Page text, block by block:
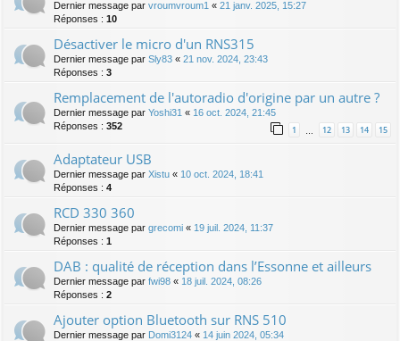
Dernier message par vroumvroum1 « 21 janv. 2025, 15:27
Réponses : 10
Désactiver le micro d'un RNS315
Dernier message par Sly83 « 21 nov. 2024, 23:43
Réponses : 3
Remplacement de l'autoradio d'origine par un autre ?
Dernier message par Yoshi31 « 16 oct. 2024, 21:45
Réponses : 352 1 12 13 14 15
Adaptateur USB
Dernier message par Xistu « 10 oct. 2024, 18:41
Réponses : 4
RCD 330 360
Dernier message par grecomi « 19 juil. 2024, 11:37
Réponses : 1
DAB : qualité de réception dans l’Essonne et ailleurs
Dernier message par fwi98 « 18 juil. 2024, 08:26
Réponses : 2
Ajouter option Bluetooth sur RNS 510
Dernier message par Domi3124 « 14 juin 2024, 05:34